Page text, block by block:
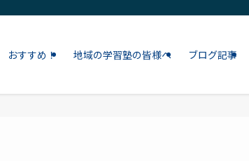
おすすめ！ 地域の学習塾の皆様へ ブログ記事